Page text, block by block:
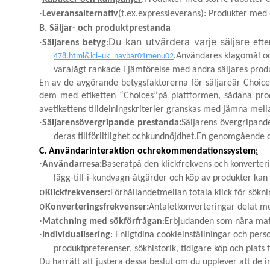
·Leveransalternativ(t.ex.expressleverans): Produkter
B. Säljar- och produktprestanda
·Säljarens betyg:Du kan utvärdera varje säljare
478.html&ici=uk_navbar01menu02.Användares klagomål
varalågt rankade i jämförelse med andra säljares
En av de avgörande betygsfaktorerna för säljareär
dem med etiketten “Choices”på plattformen, sådana
avetikettens tilldelningskriterier granskas med jämna
·Säljarensövergripande prestanda:Säljarens
deras tillförlitlighet ochkundnöjdhet.En genomgående
C. Användarinteraktion ochrekommendationssystem:
·Användarresa:Baseratpå den klickfrekvens och
lägg-till-i-kundvagn-åtgärder och köp av produkter
oKlickfrekvenser:Förhållandetmellan totala klick för
oKonverteringsfrekvenser:Antaletkonverteringar delat
·Matchning med sökförfrågan:Erbjudanden som nära
·Individualisering: Enligtdina cookieinställningar och
produktpreferenser, sökhistorik, tidigare köp och
Du harrätt att justera dessa beslut om du upplever att de